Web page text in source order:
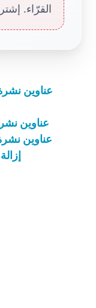
القرّاء.
عناوين نشرة الثلاثاء
عناوين نشرة الاثنين 24